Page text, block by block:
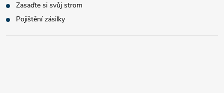
Zasaďte si svůj strom
Pojištění zásilky